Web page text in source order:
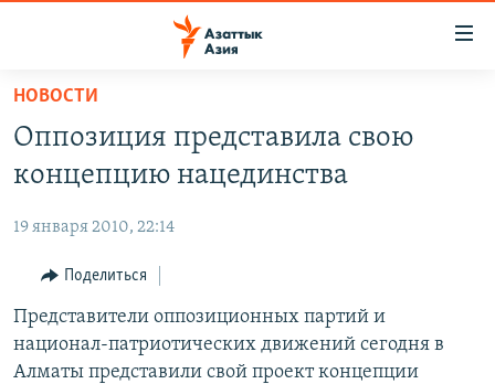
Вернуться
основному
содержанию
навигации
Вернутся
поиску
УЗБЕКИСТАН
ТАДЖИКИСТАН
НА ДРУГИХ ЯЗЫКАХ
ҚАЗАҚША
КЫРГЫЗЧА
ЎЗБЕКЧА
НОВОСТИ
Оппозиция представила свою
концепцию нацединства
19 января 2010, 22:14
Поделиться
Представители оппозиционных партий и
национал-патриотических движений сегодня в
Алматы представили свой проект концепции